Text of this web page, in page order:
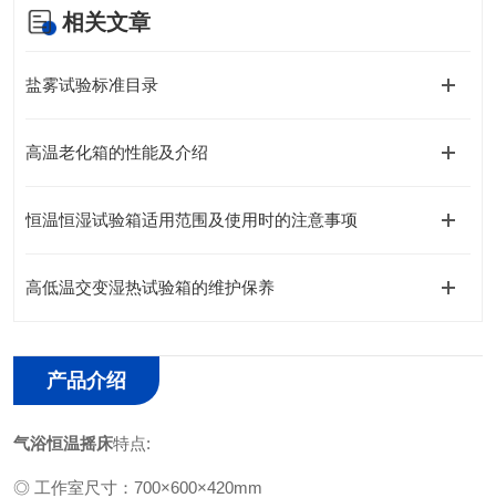
相关文章
盐雾试验标准目录
高温老化箱的性能及介绍
恒温恒湿试验箱适用范围及使用时的注意事项
高低温交变湿热试验箱的维护保养
产品介绍
气浴恒温摇床特点:
◎ 工作室尺寸：700×600×420mm